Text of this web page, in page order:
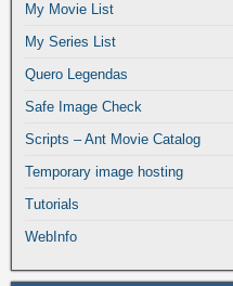
My Movie List
My Series List
Quero Legendas
Safe Image Check
Scripts – Ant Movie Catalog
Temporary image hosting
Tutorials
WebInfo